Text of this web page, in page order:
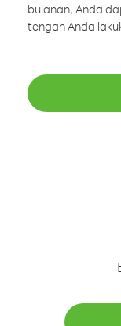
bulanan, Anda
tengah Anda